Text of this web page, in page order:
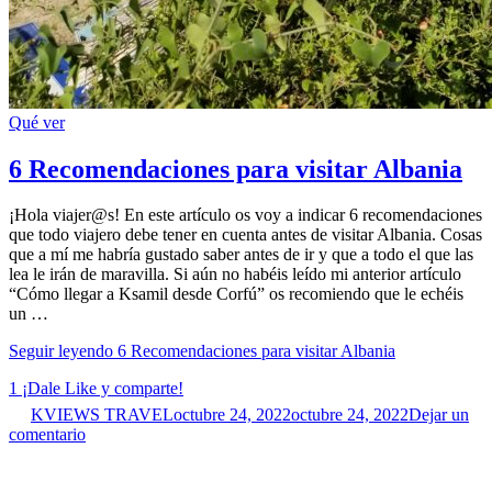
Qué ver
6 Recomendaciones para visitar Albania
¡Hola viajer@s! En este artículo os voy a indicar 6 recomendaciones
que todo viajero debe tener en cuenta antes de visitar Albania. Cosas
que a mí me habría gustado saber antes de ir y que a todo el que las
lea le irán de maravilla. Si aún no habéis leído mi anterior artículo
“Cómo llegar a Ksamil desde Corfú” os recomiendo que le echéis
un …
Seguir leyendo 6 Recomendaciones para visitar Albania
1 ¡Dale Like y comparte!
KVIEWS TRAVELoctubre 24, 2022octubre 24, 2022Dejar un
comentario